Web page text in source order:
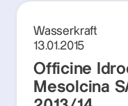
Wasserkraft
13.01.2015
Officine
Mesolcina